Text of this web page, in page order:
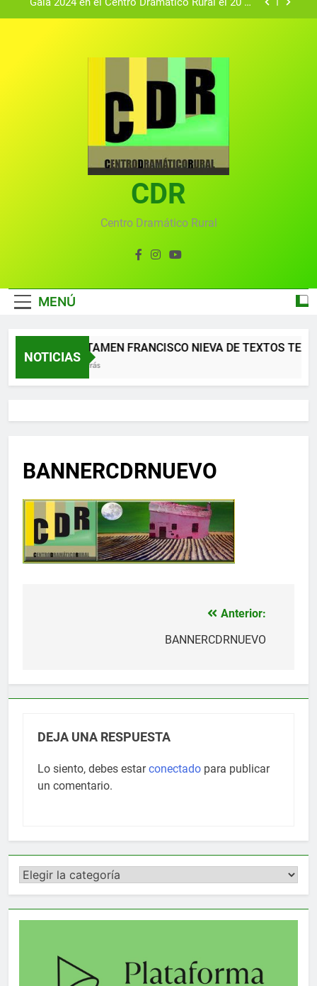
Gala 2024 en el Centro Dramático Rural el 20 de
convocado por el Centro Dramático Rural de Mira
(Cuenca)
Gala anual virtual del Centro Dramático Rural de
Gala del Centro Dramático Rural 2025
Gala 2024 en el Centro Dramático Rural el 20 de
Textos seleccionados en el VI Certamen
Francisco Nieva de piezas breves teatrales
convocado por el Centro Dramático Rural de Mira
Gala anual virtual del Centro Dramático Rural de
CDR
Centro Dramático Rural
MENÚ
NOTICIAS
XII CERTAMEN FRANCISCO NIEVA DE TEXTOS
2 Meses Atrás
BANNERCDRNUEVO
Anterior:
BANNERCDRNUEVO
DEJA UNA RESPUESTA
Lo siento, debes estarconectado para publicar
un comentario.
Categorías